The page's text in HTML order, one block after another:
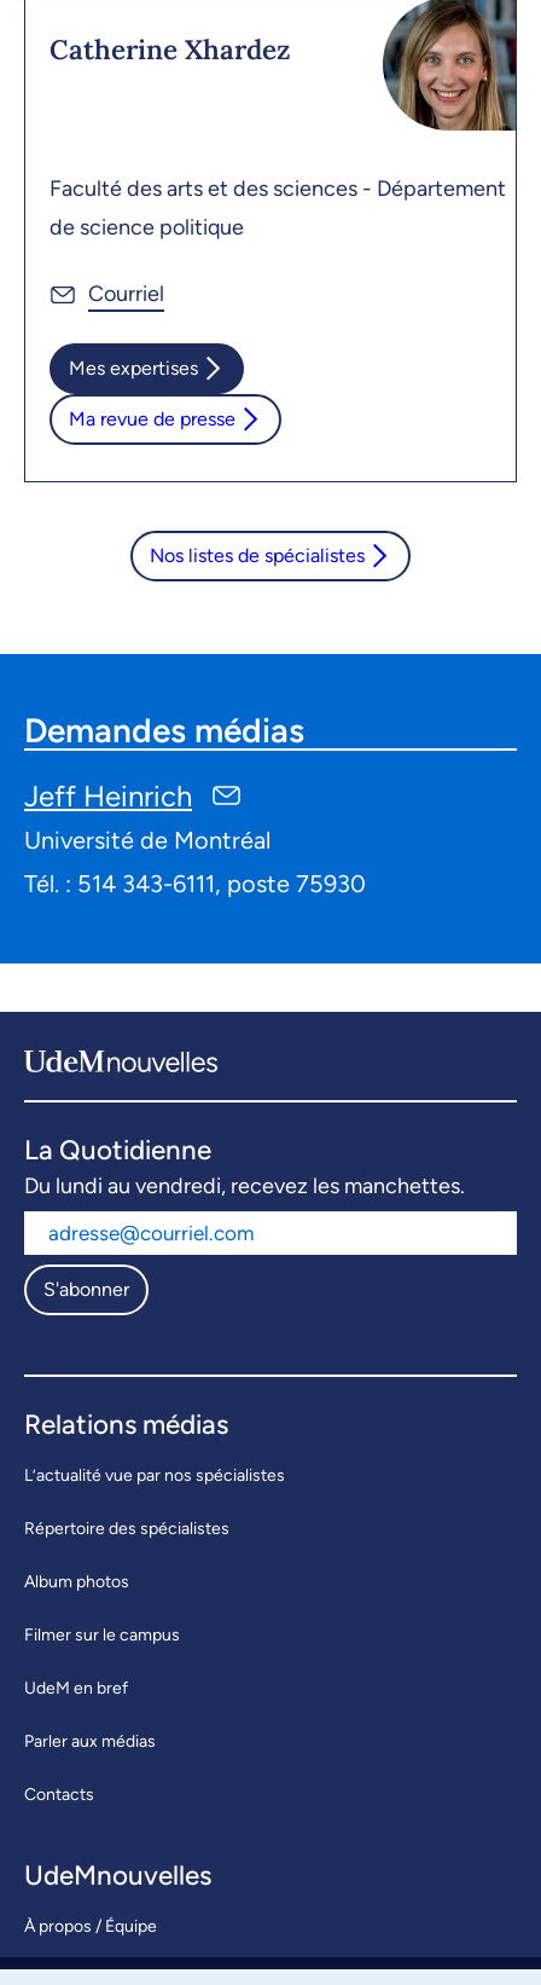
Catherine Xhardez
Faculté des arts et des sciences - Département
de science politique
Mes expertises
Ma revue de presse
Nos listes de spécialistes
Demandes médias
Jeff Heinrich
Université de Montréal
Tél. : 514 343-6111, poste 75930
La Quotidienne
Du lundi au vendredi, recevez les manchettes.
S'abonner
Relations médias
L’actualité vue par nos spécialistes
Répertoire des spécialistes
Album photos
Filmer sur le campus
UdeM en bref
Parler aux médias
Contacts
UdeMnouvelles
À propos / Équipe